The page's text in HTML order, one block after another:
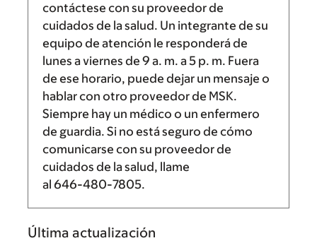
contáctese con su proveedor de
cuidados de la salud. Un integrante de su
equipo de atención le responderá de
lunes a viernes de 9 a. m. a5 p. m. Fuera
de ese horario, puede dejar un mensaje o
hablar con otro proveedor de MSK.
Siempre hay un médico o un enfermero
de guardia. Si no está seguro de cómo
comunicarse con su proveedor de
cuidados de la salud, llame
al 646-480-7805.
Última actualización